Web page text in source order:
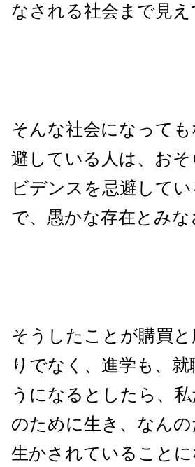
なされる社会まで見え
そんな社会になって
避している人は、お
ビデンスを忌避して
で、愚かな存在とみ
そうしたことが購買
りでなく、進学も、
うになるとしたら、
のために生き、なん
生かされていること